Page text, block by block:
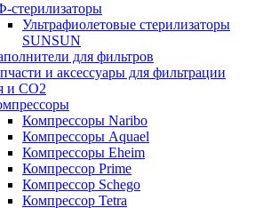
стерилизаторы
Ультрафиолетовые стерилизаторы
SUNSUN
для фильтров
и аксессуары для фильтрации
и CO2
Компрессоры Naribo
Компрессоры Aquael
Компрессоры Eheim
Компрессор Prime
Компрессор Schego
Компрессор Tetra